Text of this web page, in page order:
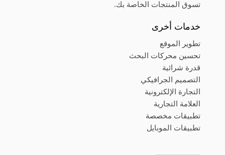
تسوق المنتجات الخاصة بك.
خدمات أخرى
تطوير الموقع
تحسين محركات البحث
قدرة شرائية
التصميم الجرافيكي
التجارة الإلكترونية
العلامة التجارية
تطبيقات مخصصة
تطبيقات الموبايل